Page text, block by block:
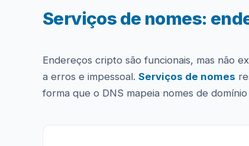
Serviços de nomes:
Endereços cripto são funcionais, mas não
a erros e impessoal. Serviços de nomes
forma que o DNS mapeia nomes de